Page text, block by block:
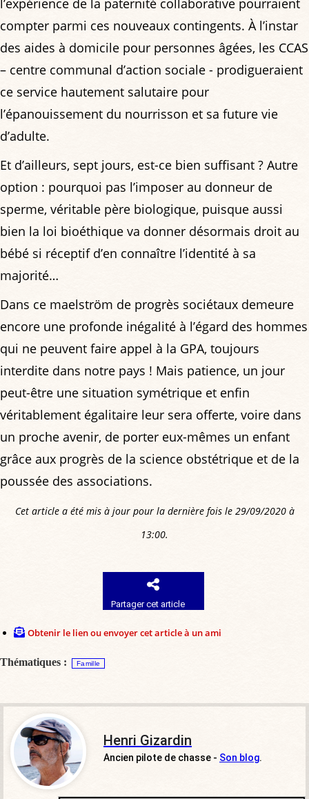
l’expérience de la paternité collaborative pourraient
compter parmi ces nouveaux contingents. À l’instar
des aides à domicile pour personnes âgées, les CCAS
– centre communal d’action sociale - prodigueraient
ce service hautement salutaire pour
l’épanouissement du nourrisson et sa future vie
d’adulte.
Et d’ailleurs, sept jours, est-ce bien suffisant ? Autre
option : pourquoi pas l’imposer au donneur de
sperme, véritable père biologique, puisque aussi
bien la loi bioéthique va donner désormais droit au
bébé si réceptif d’en connaître l’identité à sa
majorité…
Dans ce maelström de progrès sociétaux demeure
encore une profonde inégalité à l’égard des hommes
qui ne peuvent faire appel à la GPA, toujours
interdite dans notre pays ! Mais patience, un jour
peut-être une situation symétrique et enfin
véritablement égalitaire leur sera offerte, voire dans
un proche avenir, de porter eux-mêmes un enfant
grâce aux progrès de la science obstétrique et de la
poussée des associations.
Cet article a été mis à jour pour la dernière fois le 29/09/2020 à
13:00.
Partager cet article
Obtenir le lien ou envoyer cet article à un ami
Thématiques : Famille
Henri Gizardin
Ancien pilote de chasse - Son blog.